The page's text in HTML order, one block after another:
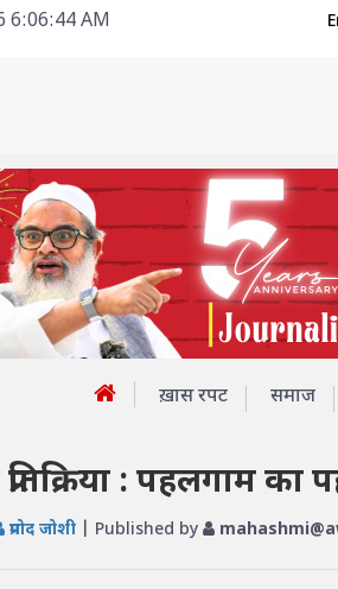
6:06:44 AM
ख़ास रपट समाज
प्रतिक्रिया : पहलगाम
प्रमोद जोशी | Published by